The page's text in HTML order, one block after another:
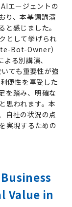
エージェントの
り、本基調講演
感じました。
として挙げられ
Bot-Owner）
る別講演、
ても重要性が強
便性を享受した
を踏み、明確な
思われます。本
自社の状況の点
実現するための
Value in